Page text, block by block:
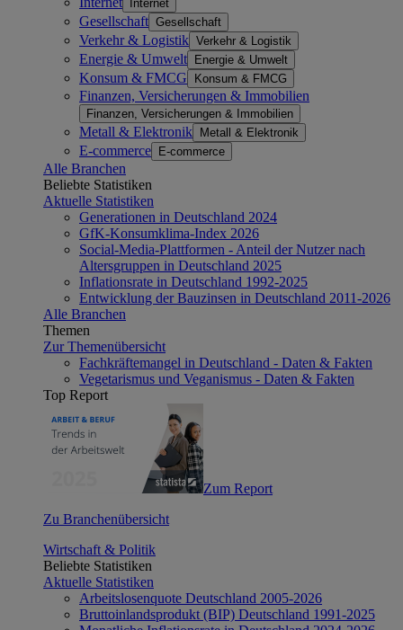
Internet
Gesellschaft Gesellschaft
Verkehr & Logistik Verkehr & Logistik
Energie & Umwelt Energie & Umwelt
Konsum & FMCG Konsum & FMCG
Finanzen, Versicherungen & Immobilien
Finanzen, Versicherungen & Immobilien
Metall & Elektronik Metall & Elektronik
E-commerce E-commerce
Alle Branchen
Beliebte Statistiken
Aktuelle Statistiken
Generationen in Deutschland 2024
GfK-Konsumklima-Index 2026
Social-Media-Plattformen - Anteil der Nutzer nach
Altersgruppen in Deutschland 2025
Inflationsrate in Deutschland 1992-2025
Entwicklung der Bauzinsen in Deutschland 2011-2026
Alle Branchen
Themen
Zur Themenübersicht
Fachkräftemangel in Deutschland - Daten & Fakten
Vegetarismus und Veganismus - Daten & Fakten
Top Report
Zum Report
Zu Branchenübersicht
Wirtschaft & Politik
Beliebte Statistiken
Aktuelle Statistiken
Arbeitslosenquote Deutschland 2005-2026
Bruttoinlandsprodukt (BIP) Deutschland 1991-2025